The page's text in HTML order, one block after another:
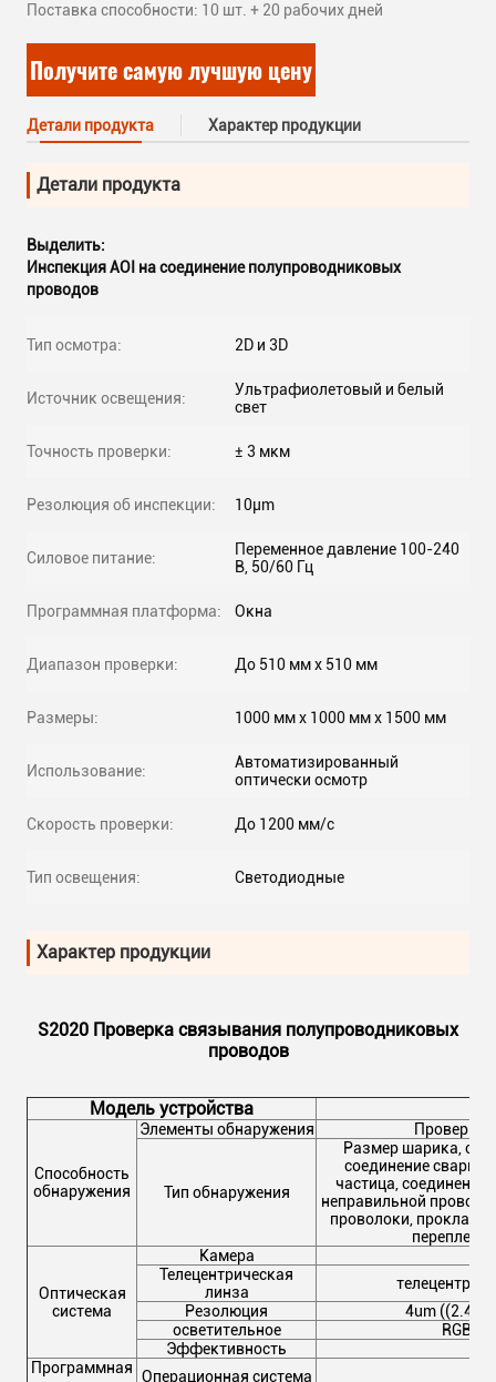
Поставка способности: 10 шт. + 20 рабочих дней
Получите самую лучшую цену
Детали продукта Характер продукции
Детали продукта
Выделить:
Инспекция AOI на соединение полупроводниковых
проводов
Тип осмотра: 2D и 3D
Источник освещения:
Ультрафиолетовый и белый
свет
Точность проверки: ± 3 мкм
Резолюция об инспекции: 10μm
Силовое питание:
Переменное давление 100-240
В, 50/60 Гц
Программная платформа: Окна
Диапазон проверки: До 510 мм х 510 мм
Размеры: 1000 мм х 1000 мм х 1500 мм
Использование:
Автоматизированный
оптически осмотр
Скорость проверки: До 1200 мм/с
Тип освещения: Светодиодные
Характер продукции
S2020 Проверка связывания полупроводниковых
проводов
Модель устройства
Способность
обнаружения
Элементы обнаружения Проверка
Тип обнаружения
Размер шарика,
соединение
частица, соединение
неправильной
проволоки,
Оптическая
система
Камера
Телецентрическая
линза
Резолюция
4um
осветительное
RGB
Эффективность
Программная Операционная система